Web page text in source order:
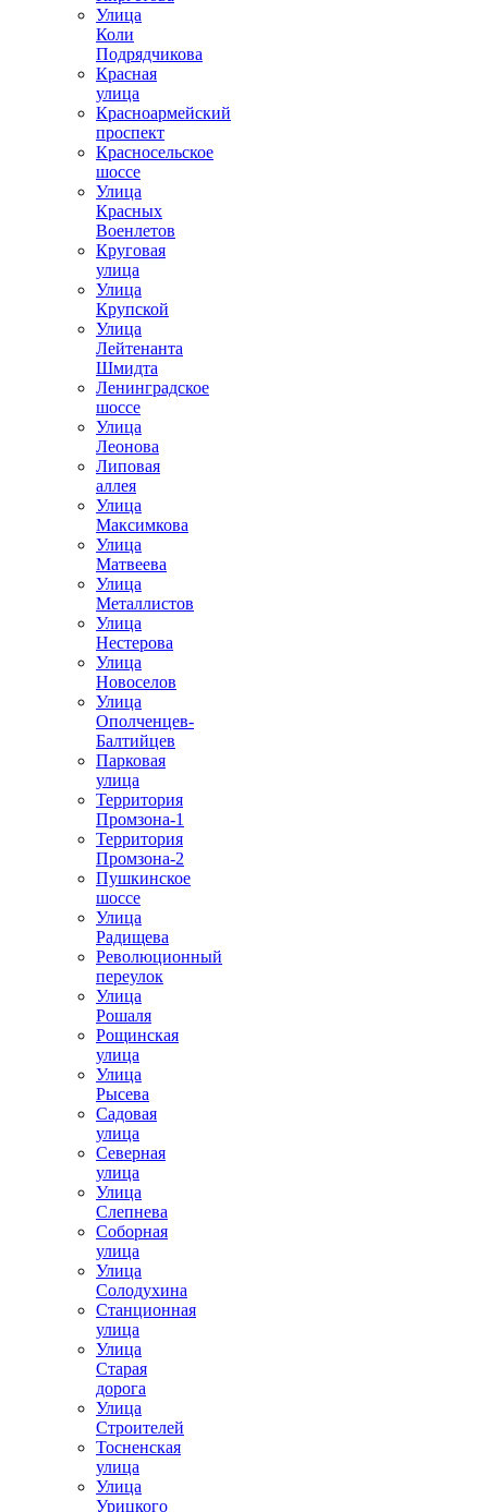
Улица
Коли
Подрядчикова
Красная
улица
Красноармейский
проспект
Красносельское
шоссе
Улица
Красных
Военлетов
Круговая
улица
Улица
Крупской
Улица
Лейтенанта
Шмидта
Ленинградское
шоссе
Улица
Леонова
Липовая
аллея
Улица
Максимкова
Улица
Матвеева
Улица
Металлистов
Улица
Нестерова
Улица
Новоселов
Улица
Ополченцев-
Балтийцев
Парковая
улица
Территория
Промзона-1
Территория
Промзона-2
Пушкинское
шоссе
Улица
Радищева
Революционный
переулок
Улица
Рошаля
Рощинская
улица
Улица
Рысева
Садовая
улица
Северная
улица
Улица
Слепнева
Соборная
улица
Улица
Солодухина
Станционная
улица
Улица
Старая
дорога
Улица
Строителей
Тосненская
улица
Улица
Урицкого